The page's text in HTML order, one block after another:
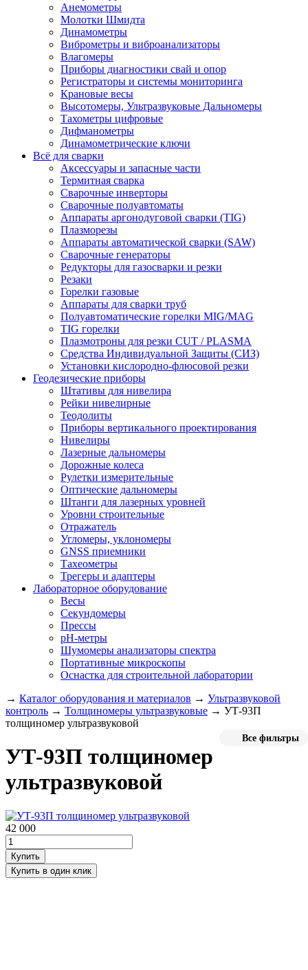
Анемометры
Молотки Шмидта
Динамометры
Виброметры и виброанализаторы
Влагомеры
Приборы диагностики свай и опор
Регистраторы и системы мониторинга
Крановые весы
Высотомеры, Ультразвуковые Дальномеры
Тахометры цифровые
Дифманометры
Динамометрические ключи
Всё для сварки
Аксессуары и запасные части
Термитная сварка
Сварочные инверторы
Сварочные полуавтоматы
Аппараты аргонодуговой сварки (TIG)
Плазморезы
Аппараты автоматической сварки (SAW)
Сварочные генераторы
Редукторы для газосварки и резки
Резаки
Горелки газовые
Аппараты для сварки труб
Полуавтоматические горелки MIG/MAG
TIG горелки
Плазмотроны для резки CUT / PLASMA
Средства Индивидуальной Защиты (СИЗ)
Установки кислородно-флюсовой резки
Геодезические приборы
Штативы для нивелира
Рейки нивелирные
Теодолиты
Приборы вертикального проектирования
Нивелиры
Лазерные дальномеры
Дорожные колеса
Рулетки измерительные
Оптические дальномеры
Штанги для лазерных уровней
Уровни строительные
Отражатель
Угломеры, уклономеры
GNSS приемники
Тахеометры
Трегеры и адаптеры
Лабораторное оборудование
Весы
Секундомеры
Прессы
pH-метры
Шумомеры анализаторы спектра
Портативные микроскопы
Оснастка для строительной лаборатории
→ Каталог оборудования и материалов → Ультразвуковой
контроль → Толщиномеры ультразвуковые → УТ-93П
толщиномер ультразвуковой
Все фильтры
УТ-93П толщиномер
ультразвуковой
42 000